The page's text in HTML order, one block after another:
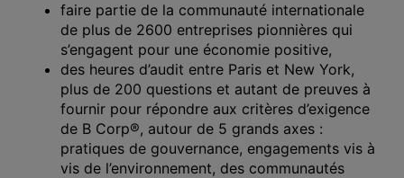
faire partie de la communauté internationale
de plus de 2600 entreprises pionnières qui
s’engagent pour une économie positive,
des heures d’audit entre Paris et New York,
plus de 200 questions et autant de preuves à
fournir pour répondre aux critères d’exigence
de B Corp®, autour de 5 grands axes :
pratiques de gouvernance, engagements vis à
vis de l’environnement, des communautés